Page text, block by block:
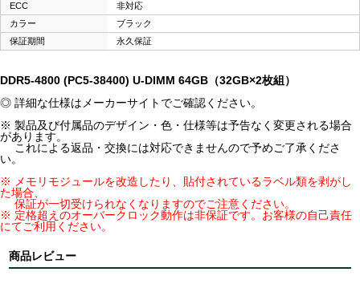
ECC
非対応
カラー
ブラック
保証期間
永久保証
DDR5-4800 (PC5-38400) U-DIMM 64GB（32GB×2枚組）
◎ 詳細な仕様はメーカーサイトでご確認ください。
※ 製品及び付属品のデザイン・色・仕様等は予告なく変更される場合
があります。
これによる返品・交換には対応できませんので予めご了承くださ
い。
※ メモリモジュールを改造したり、貼付されているラベル類を剥がし
た場合、
保証が一切受けられなくなりますのでご注意ください。
※ 定格超えのオーバークロック動作は非保証です。お客様の自己責任
にてご利用ください。
商品レビュー